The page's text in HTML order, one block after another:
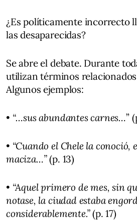
¿Es políticamente incorrecto
las desaparecidas?
Se abre el debate. Durante
utilizan términos
Algunos ejemplos:
• “…sus abundantes carnes…”
• “Cuando el Chele la conoció,
maciza…”(p. 13)
• “Aquel primero de mes, sin
notase, la ciudad estaba
considerablemente.”(p. 17)